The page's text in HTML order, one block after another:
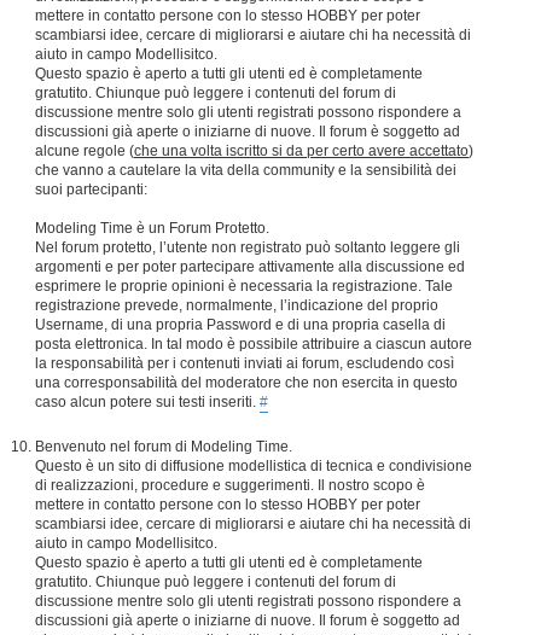
mettere in contatto persone con lo stesso HOBBY per poter
scambiarsi idee, cercare di migliorarsi e aiutare chi ha necessità di
aiuto in campo Modellisitco.
Questo spazio è aperto a tutti gli utenti ed è completamente
gratutito. Chiunque può leggere i contenuti del forum di
discussione mentre solo gli utenti registrati possono rispondere a
discussioni già aperte o iniziarne di nuove. Il forum è soggetto ad
alcune regole (che una volta iscritto si da per certo avere accettato)
che vanno a cautelare la vita della community e la sensibilità dei
suoi partecipanti:
Modeling Time è un Forum Protetto.
Nel forum protetto, l’utente non registrato può soltanto leggere gli
argomenti e per poter partecipare attivamente alla discussione ed
esprimere le proprie opinioni è necessaria la registrazione. Tale
registrazione prevede, normalmente, l’indicazione del proprio
Username, di una propria Password e di una propria casella di
posta elettronica. In tal modo è possibile attribuire a ciascun autore
la responsabilità per i contenuti inviati ai forum, escludendo così
una corresponsabilità del moderatore che non esercita in questo
caso alcun potere sui testi inseriti. #
Benvenuto nel forum di Modeling Time.
Questo è un sito di diffusione modellistica di tecnica e condivisione
di realizzazioni, procedure e suggerimenti. Il nostro scopo è
mettere in contatto persone con lo stesso HOBBY per poter
scambiarsi idee, cercare di migliorarsi e aiutare chi ha necessità di
aiuto in campo Modellisitco.
Questo spazio è aperto a tutti gli utenti ed è completamente
gratutito. Chiunque può leggere i contenuti del forum di
discussione mentre solo gli utenti registrati possono rispondere a
discussioni già aperte o iniziarne di nuove. Il forum è soggetto ad